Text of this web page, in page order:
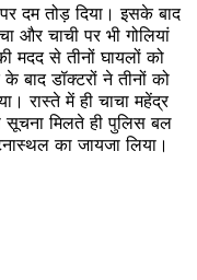
दम तोड़ दिया। इसके बाद
और चाची पर भी गोलियां
मदद से तीनों घायलों को
बाद डॉक्टरों ने तीनों को
रास्ते में ही चाचा महेंद्र
सूचना मिलते ही पुलिस बल
का जायजा लिया।